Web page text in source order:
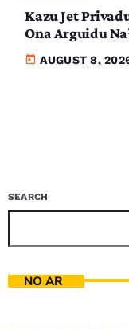
Kazu Jet
Ona Arguidu
today AUGUST 8,
SEARCH
NO AR